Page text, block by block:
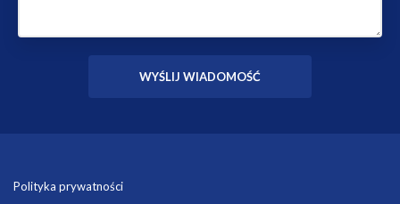
Polityka prywatności